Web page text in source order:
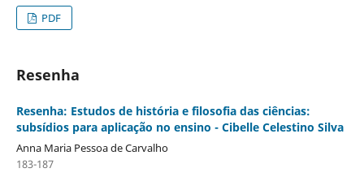
PDF
Resenha
Resenha: Estudos de história e filosofia das ciências:
subsídios para aplicação no ensino - Cibelle Celestino Silva
Anna Maria Pessoa de Carvalho
183-187